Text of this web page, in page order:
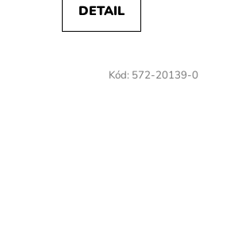
DETAIL
Kód: 572-20139-0